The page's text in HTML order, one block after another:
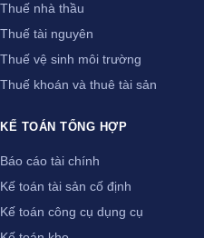
Thuế nhà thầu
Thuế tài nguyên
Thuế vệ sinh môi trường
Thuế khoán và thuê tài sản
KẾ TOÁN TỔNG HỢP
Báo cáo tài chính
Kế toán tài sản cố định
Kế toán công cụ dụng cụ